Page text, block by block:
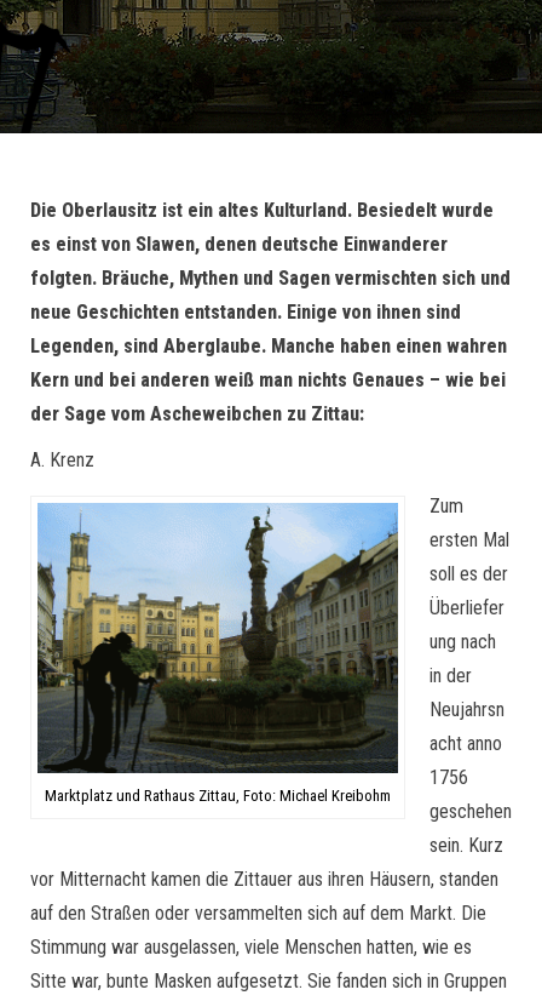
Die Oberlausitz ist ein altes Kulturland. Besiedelt wurde
es einst von Slawen, denen deutsche Einwanderer
folgten. Bräuche, Mythen und Sagen vermischten sich und
neue Geschichten entstanden. Einige von ihnen sind
Legenden, sind Aberglaube. Manche haben einen wahren
Kern und bei anderen weiß man nichts Genaues – wie bei
der Sage vom Ascheweibchen zu Zittau:
A. Krenz
Marktplatz und Rathaus Zittau, Foto: Michael Kreibohm
Zum
ersten Mal
soll es der
Überliefer
ung nach
in der
Neujahrsn
acht anno
1756
geschehen
sein. Kurz
vor Mitternacht kamen die Zittauer aus ihren Häusern, standen
auf den Straßen oder versammelten sich auf dem Markt. Die
Stimmung war ausgelassen, viele Menschen hatten, wie es
Sitte war, bunte Masken aufgesetzt. Sie fanden sich in Gruppen